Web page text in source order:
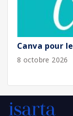
Canva pour
8 octobre 2026